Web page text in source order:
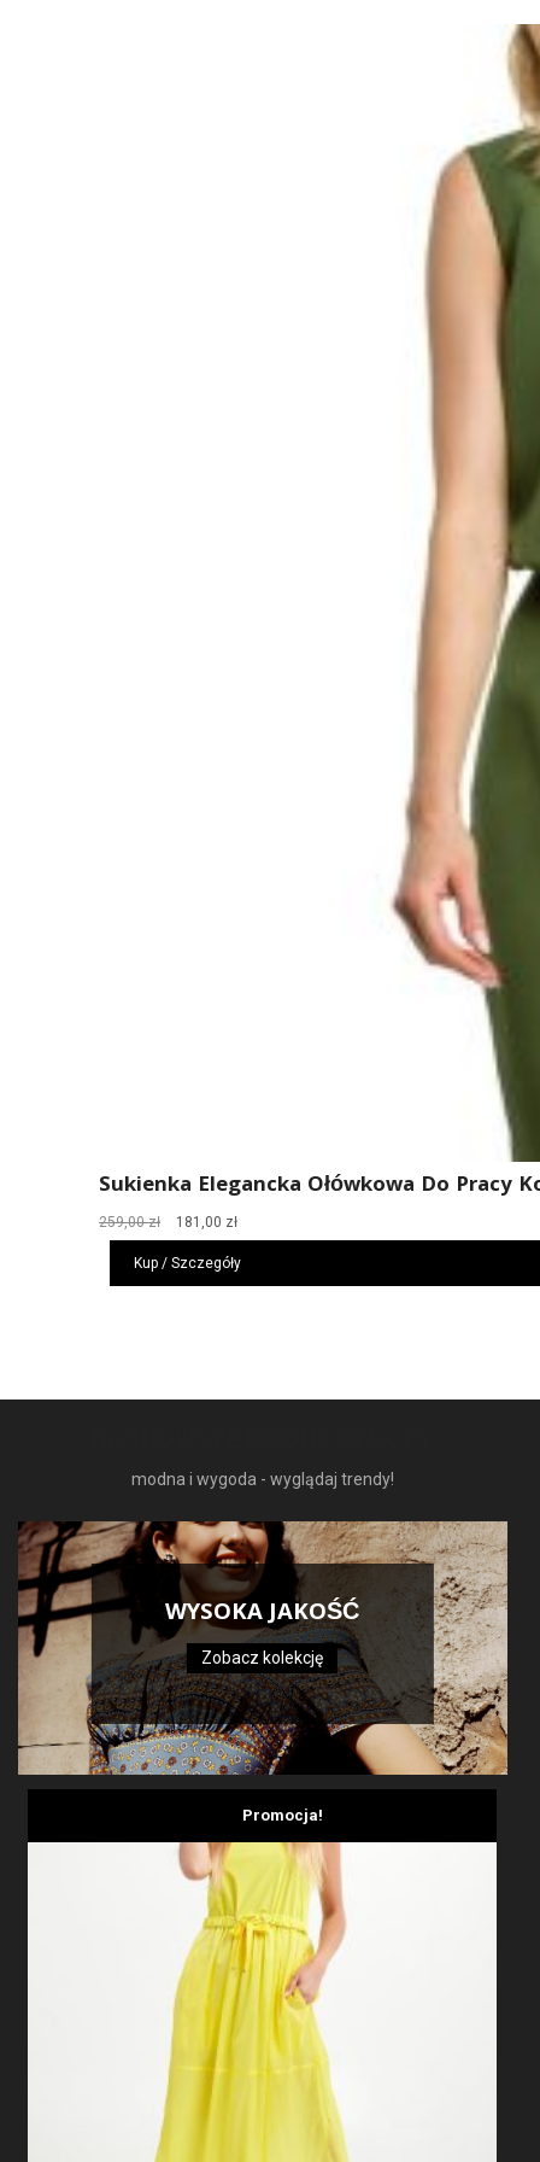
Sukienka Elegancka Ołówkowa Do Pracy
259,00zł
Pierwotna
cena
wynosiła:
259,00 zł.
181,00 złAktualna
cena
wynosi:
181,00 zł.
Kup / Szczegóły
modna i wygoda - wyglądaj trendy!
WYSOKA JAKOŚĆ
Zobacz kolekcję
Promocja!